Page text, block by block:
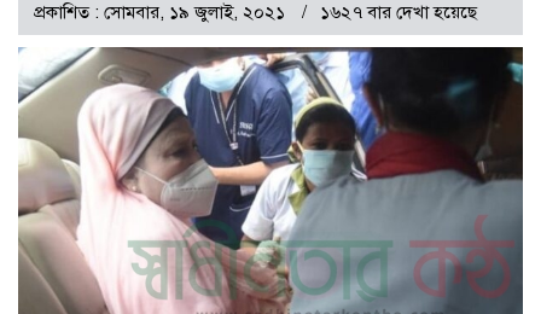
প্রকাশিত : সোমবার, ১৯ জুলাই, ২০২১ ১৬২৭ বার দেখা হয়েছে